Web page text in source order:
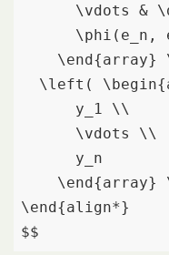
\vdots &
\phi(e_n,
\end{array}
\left(
      y_1 \\
      \vdots \\
      y_n
\end{array}
\end{align*}
$$